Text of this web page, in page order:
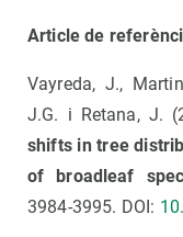
Article de
Vayreda, J.,
J.G. i Retana, J.
shifts in tree
of broadleaf
3984-3995. DOI: